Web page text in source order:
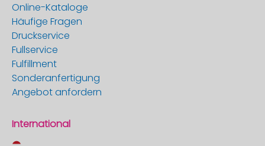
Online-Kataloge
Häufige Fragen
Druckservice
Fullservice
Fulfillment
Sonderanfertigung
Angebot anfordern
International